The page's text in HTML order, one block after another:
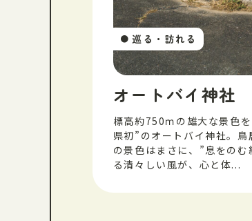
● 巡る・訪れる
オートバイ神社
標高約750ｍの雄大な景色
県初”のオートバイ神社。
の景色はまさに、”息をの
る清々しい風が、心と体...